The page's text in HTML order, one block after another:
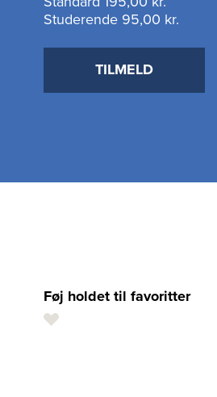
Studerende 95,00 kr.
TILMELD
Føj holdet til favoritter